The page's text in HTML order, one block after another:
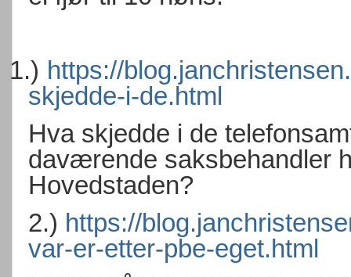
1.) https://
skjedde-i-de.html
Hva skjedde i de
daværende saksbehandler
Hovedstaden?
2.) https://
var-er-etter-pbe-eget.html